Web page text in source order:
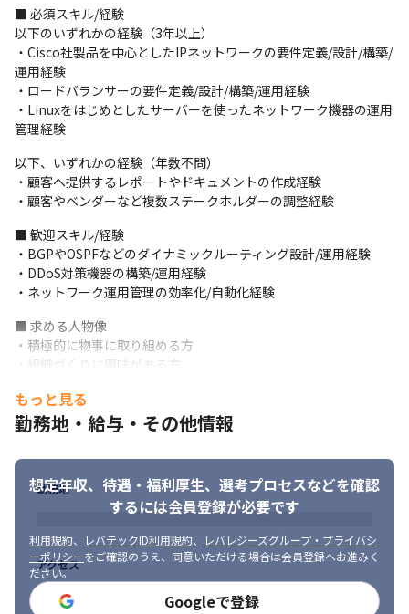
ミーティング頻度：週に1度（参加可能なメンバーのみ※緊急の作
業優先）行なっています。
働き方：テレワークは週に2～3回程度で、そのほかはデータセン
ター内で検証・導入作業をしたり、オフィスで作業手順書のレビ
ューを確認したりしています。
＜ネットワークセキュリティの業務・体制＞
個別ユーザー向けに、インターネット接続に関するセキュリティ
サービス（ファイアーウォール/WAF/IPS/DDOS対策含む）の提案/
導入/運用をしています。
運用は窓口を担当する部署から連絡を受けたタイミングで支援す
具体的には以下のような業務です。
・ファイアーウォールをはじめとした、セキュリティプロダクト
をお客さまにレンタル、構築、運用サポート対応
取扱機器例：FortiGate、Palo Alto等
せ含めた対応支援
・セキュリティに関する各種設定、問い合わせ対応
ラストに向けたクラウドセキュリティゲートウェイのチームなど
10～20名程度に分かれて対応しています。
す。
働き方：重要な案件があれば出社していますが、リモートワーク
をしているメンバーが多いです。
＜拠点間ネットワーク（WAN）の構築に関する業務・体制＞
ダイナミックルーティングや、SD-WANを用いた業務経験、IPsec
の知識を活かせる、
以下のような業務です。
■ 必須スキル/経験
以下のいずれかの経験（3年以上）
・Cisco社製品を中心としたIPネットワークの要件定義/設計/構築/
運用経験
・ロードバランサーの要件定義/設計/構築/運用経験
・Linuxをはじめとしたサーバーを使ったネットワーク機器の運用
管理経験
以下、いずれかの経験（年数不問）
・顧客へ提供するレポートやドキュメントの作成経験
・顧客やベンダーなど複数ステークホルダーの調整経験
■ 歓迎スキル/経験
・BGPやOSPFなどのダイナミックルーティング設計/運用経験
・DDoS対策機器の構築/運用経験
・ネットワーク運用管理の効率化/自動化経験
■ 求める人物像
・積極的に物事に取り組める方
・組織づくりに興味がある方
もっと見る
勤務地・給与・その他情報
想定年収、待遇・福利厚生、 選考プロセスなどを確認
するには会員登録が必要です
利用規約、 レバテックID利用規約、
レバレジーズグループ・プライバシ
ーポリシーをご確認のうえ、同意いただける場合は会員登録へお進みく
ださい。
Googleで登録
勤務地
アクセス